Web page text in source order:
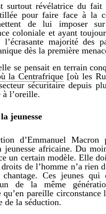
surtout révélatrice du fait
pour faire face à la
de lui imposer
coloniale et ayant
l’écrasante majorité des
dès la première
se pensait en terrain
la Centrafrique [où les
sécuritaire depuis
l’oreille.
jeunesse
d’Emmanuel Macron
jeunesse africaine. Du
un certain modèle. Elle
de l’homme n’a rien
Ces jeunes
de la même
qu’en pareille
de la séduction.